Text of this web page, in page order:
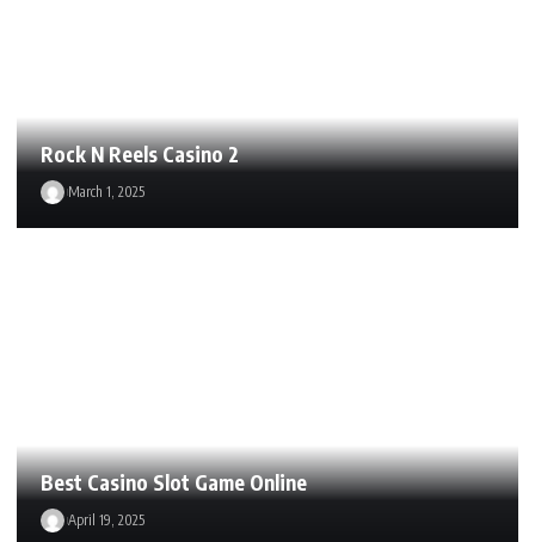
Rock N Reels Casino 2
March 1, 2025
Best Casino Slot Game Online
April 19, 2025